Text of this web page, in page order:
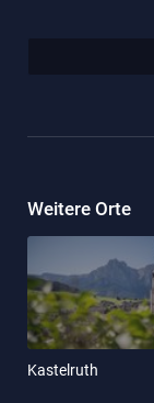
Weitere Orte
Kastelruth